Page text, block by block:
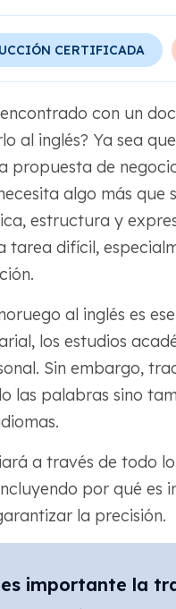
CERTIFICADA
con un
al inglés? Ya sea
propuesta de
algo más que
estructura y
tarea difícil,
al inglés es
los estudios
Sin embargo,
las palabras sino
a través de todo
por qué es
la precisión.
importante la